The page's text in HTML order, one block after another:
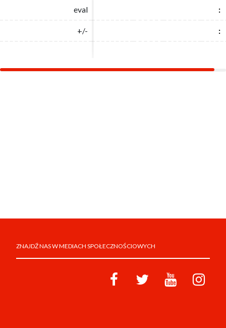
eval :
+/- :
eval :
+/- :
ZNAJDŹ NAS W MEDIACH SPOŁECZNOŚCIOWYCH